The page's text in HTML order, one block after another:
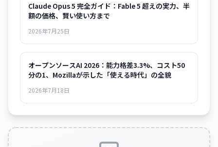
Claude Opus 5 完全ガイド：Fable 5 超えの実力、半
額の価格、賢い使い方まで
2026年7月25日
オープンソースAI 2026：能力格差3.3%、コスト50
分の1、Mozillaが示した「使える時代」の全貌
2026年7月18日